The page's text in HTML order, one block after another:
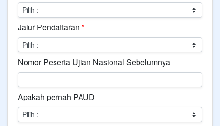
Jalur Pendaftaran *
Nomor Peserta Ujian Nasional Sebelumnya
Apakah pernah PAUD